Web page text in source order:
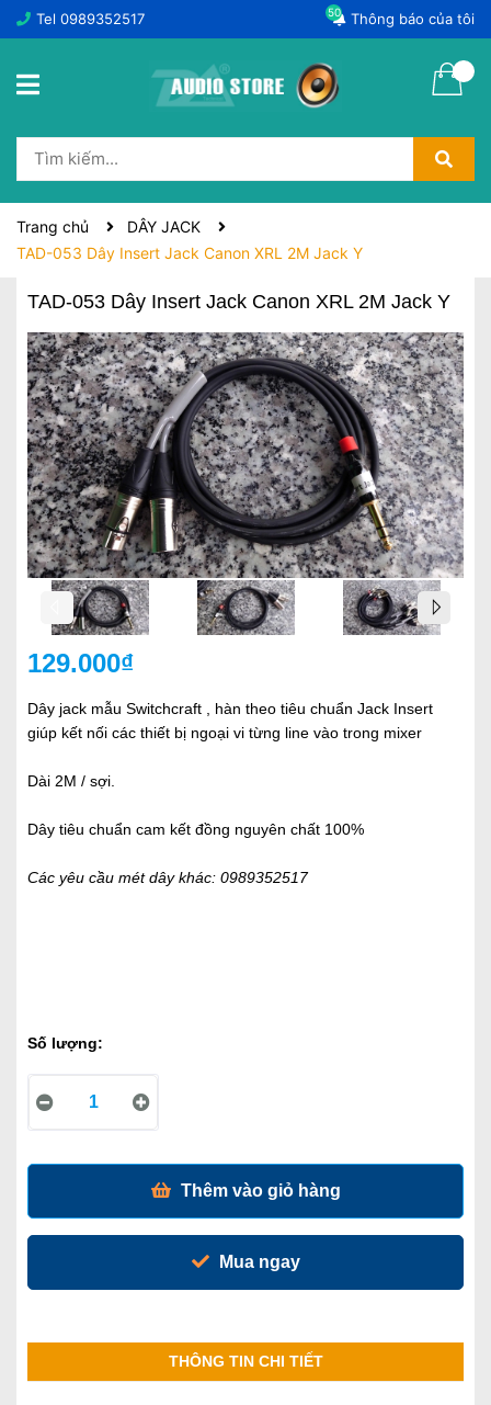
Tel 0989352517 Thông báo của tôi
50
Trang chủ
DÂY JACK
TAD-053 Dây Insert Jack Canon XRL 2M Jack Y
TAD-053 Dây Insert Jack Canon XRL 2M Jack Y
129.000₫
Dây jack mẫu Switchcraft , hàn theo tiêu chuẩn Jack Insert
giúp kết nối các thiết bị ngoại vi từng line vào trong mixer
Dài 2M / sợi.
Dây tiêu chuẩn cam kết đồng nguyên chất 100%
Các yêu cầu mét dây khác: 0989352517
Số lượng:
Thêm vào giỏ hàng
Mua ngay
THÔNG TIN CHI TIẾT